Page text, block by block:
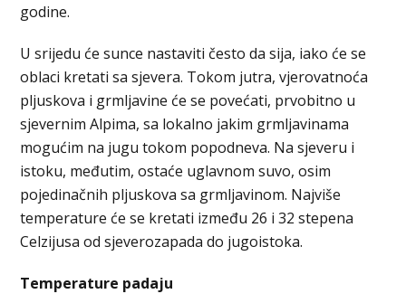
godine.
U srijedu će sunce nastaviti često da sija, iako će se
oblaci kretati sa sjevera. Tokom jutra, vjerovatnoća
pljuskova i grmljavine će se povećati, prvobitno u
sjevernim Alpima, sa lokalno jakim grmljavinama
mogućim na jugu tokom popodneva. Na sjeveru i
istoku, međutim, ostaće uglavnom suvo, osim
pojedinačnih pljuskova sa grmljavinom. Najviše
temperature će se kretati između 26 i 32 stepena
Celzijusa od sjeverozapada do jugoistoka.
Temperature padaju